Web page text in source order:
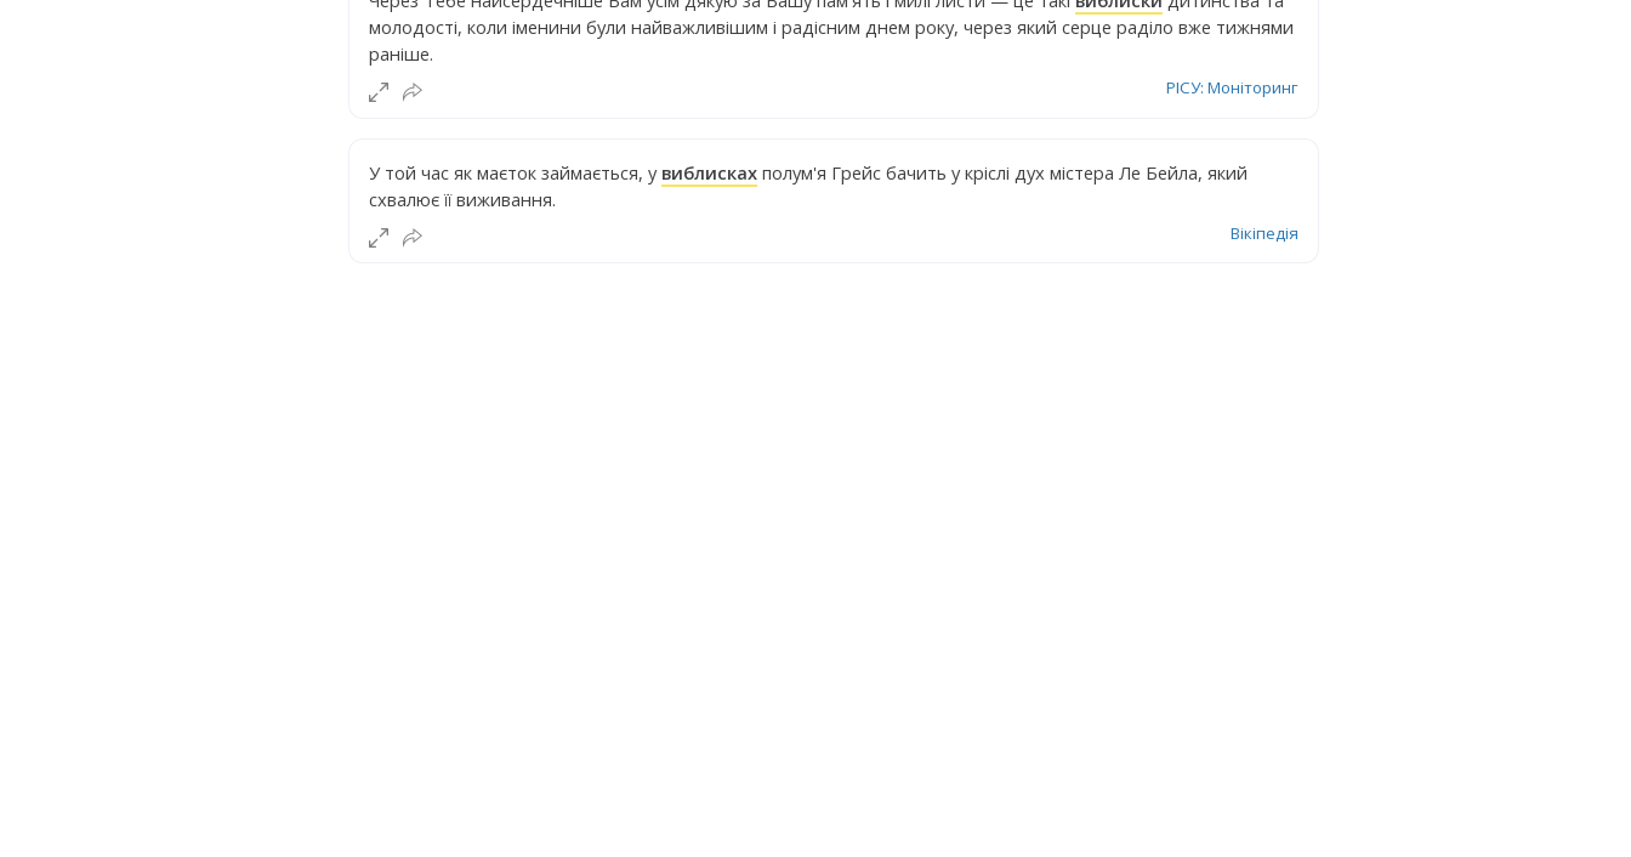
молодості, коли іменини були найважливішим і радісним днем року, через який серце раділо вже тижнями
раніше.
РІСУ: Моніторинг
У той час як маєток займається, у виблисках полум'я Грейс бачить у кріслі дух містера Ле Бейла, який
схвалює її виживання.
Вікіпедія